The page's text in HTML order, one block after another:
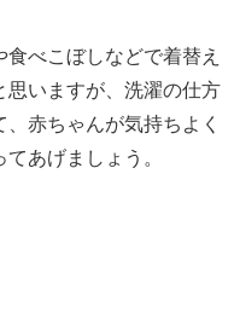
べこぼしなどで着替え
思いますが、洗濯の仕方
赤ちゃんが気持ちよく
あげましょう。